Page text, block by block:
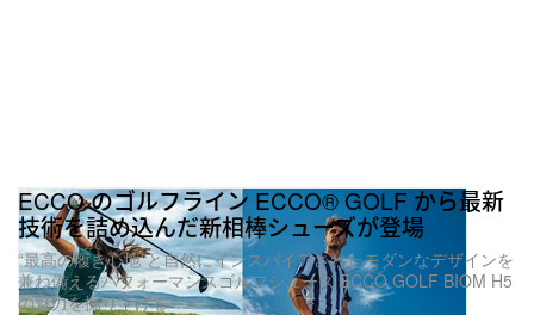
ECCO のゴルフライン ECCO® GOLF から最新
技術を詰め込んだ新相棒シューズが登場
“最高の履き心地”と自然にインスパイアされたモダンなデザインを
兼ね備えるパフォーマンスゴルフシューズ ECCO GOLF BIOM H5
の魅力を掘り下げる